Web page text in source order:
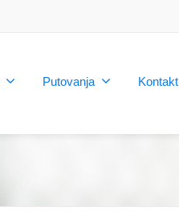
Putovanja Kontakt